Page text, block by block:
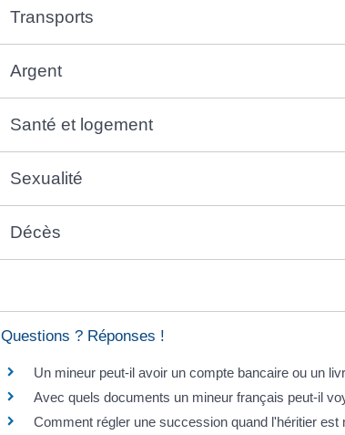
Transports
Argent
Santé et logement
Sexualité
Décès
Questions ? Réponses !
Un mineur peut-il avoir un compte bancaire ou un
Avec quels documents un mineur français peut-il
Comment régler une succession quand l'héritier est